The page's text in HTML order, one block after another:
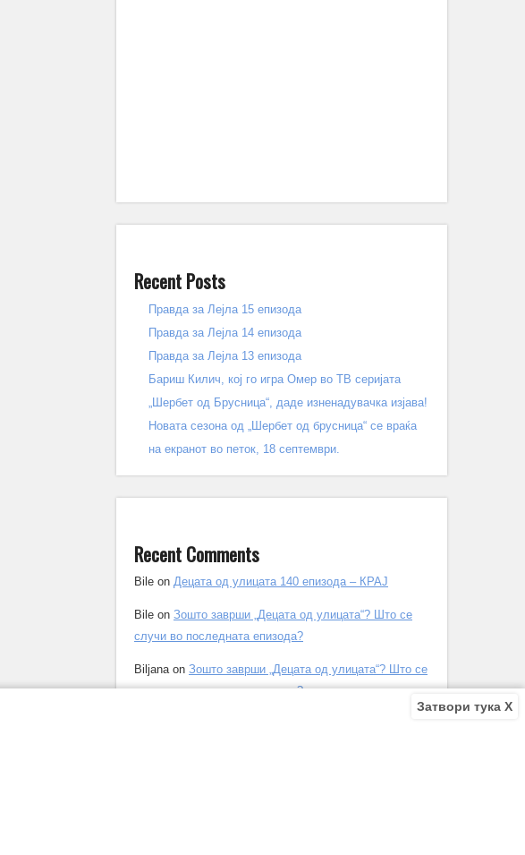
Recent Posts
Правда за Лејла 15 епизода
Правда за Лејла 14 епизода
Правда за Лејла 13 епизода
Бариш Килич, кој го игра Омер во ТВ серијата
„Шербет од Брусница“, даде изненадувачка изјава!
Новата сезона од „Шербет од брусница“ се враќа
на екранот во петок, 18 септември.
Recent Comments
Bile on Децата од улицата 140 епизода – КРАЈ
Bile on Зошто заврши „Децата од улицата“? Што се
случи во последната епизода?
Biljanaon Зошто заврши „Децата од улицата“? Што се
случи во последната епизода?
Затвори тука X